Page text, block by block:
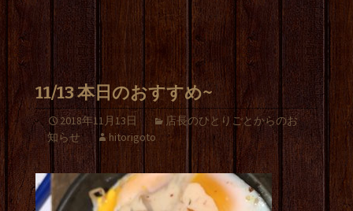
11/13 本日のおすすめ~
2018年11月13日
店長のひとりごとからのお
知らせ
hitorigoto